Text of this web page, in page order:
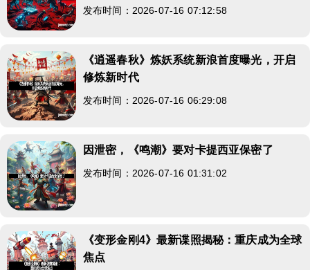
发布时间：2026-07-16 07:12:58
《逍遥春秋》炼妖系统新浪首度曝光，开启
修炼新时代
发布时间：2026-07-16 06:29:08
因泄密，《鸣潮》要对卡提西亚保密了
发布时间：2026-07-16 01:31:02
《变形金刚4》最新谍照揭秘：重庆成为全球
焦点